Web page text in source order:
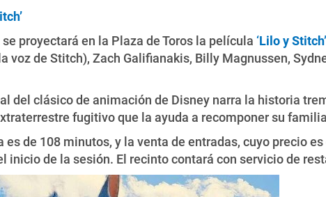
proyectará en la Plaza de Toros la película ‘Lilo y Stitch’
voz de Stitch), Zach Galifianakis, Billy Magnussen,
del clásico de animación de Disney narra la historia
fugitivo que la ayuda a recomponer su
es de 108 minutos, y la venta de entradas, cuyo precio
inicio de la sesión. El recinto contará con servicio de